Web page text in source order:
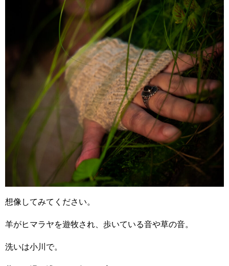
想像してみてください。
羊がヒマラヤを遊牧され、歩いている音や草の音。
洗いは小川で。